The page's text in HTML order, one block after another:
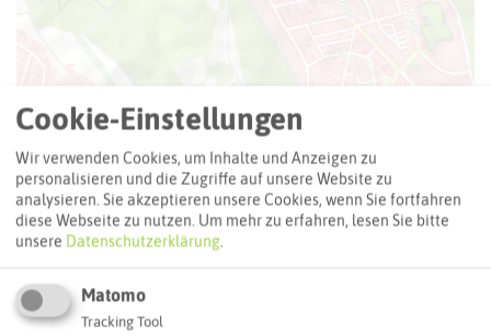
Leaflet
Adresse:
Rathaus Cafe
Kurt-Schumacher-Straße 3
Webseite
Cookie-Einstellungen
Wir verwenden Cookies, um Inhalte und Anzeigen zu
personalisieren und die Zugriffe auf unsere Website zu
analysieren. Sie akzeptieren unsere Cookies, wenn Sie fortfahren
diese Webseite zu nutzen. Um mehr zu erfahren, lesen Sie bitte
unsere Datenschutzerklärung.
Matomo
Tracking Tool